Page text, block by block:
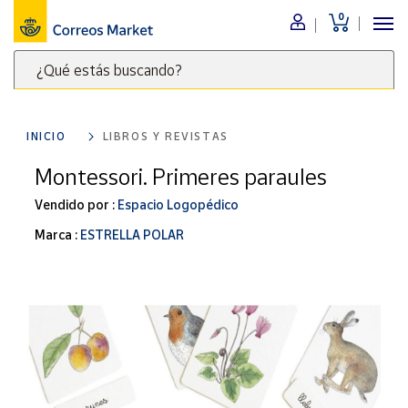
0
¿Qué estás buscando?
clave
para
buscar
productos
Menú
Nuestro
catálogo
Alimentación
Bebidas
Ocio y cultura
Juguetes y
Merchandising
y regalos
Tienda de
Correos
INICIO LIBROS Y REVISTAS
Montessori. Primeres paraules
Vendido por : Espacio Logopédico
Marca : ESTRELLA POLAR